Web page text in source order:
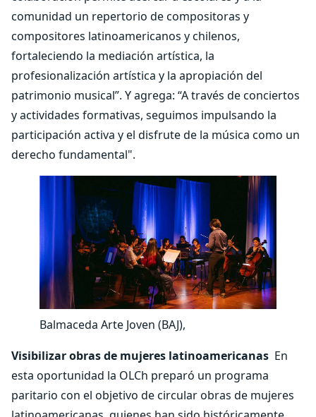
comunidad un repertorio de compositoras y
compositores latinoamericanos y chilenos,
fortaleciendo la mediación artística, la
profesionalización artística y la apropiación del
patrimonio musical”. Y agrega: “A través de conciertos
y actividades formativas, seguimos impulsando la
participación activa y el disfrute de la música como un
derecho fundamental".
Balmaceda Arte Joven (BAJ),
Visibilizar obras de mujeres latinoamericanas En
esta oportunidad la OLCh preparó un programa
paritario con el objetivo de circular obras de mujeres